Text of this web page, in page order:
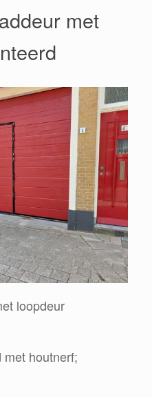
met
loopdeur
houtnerf;